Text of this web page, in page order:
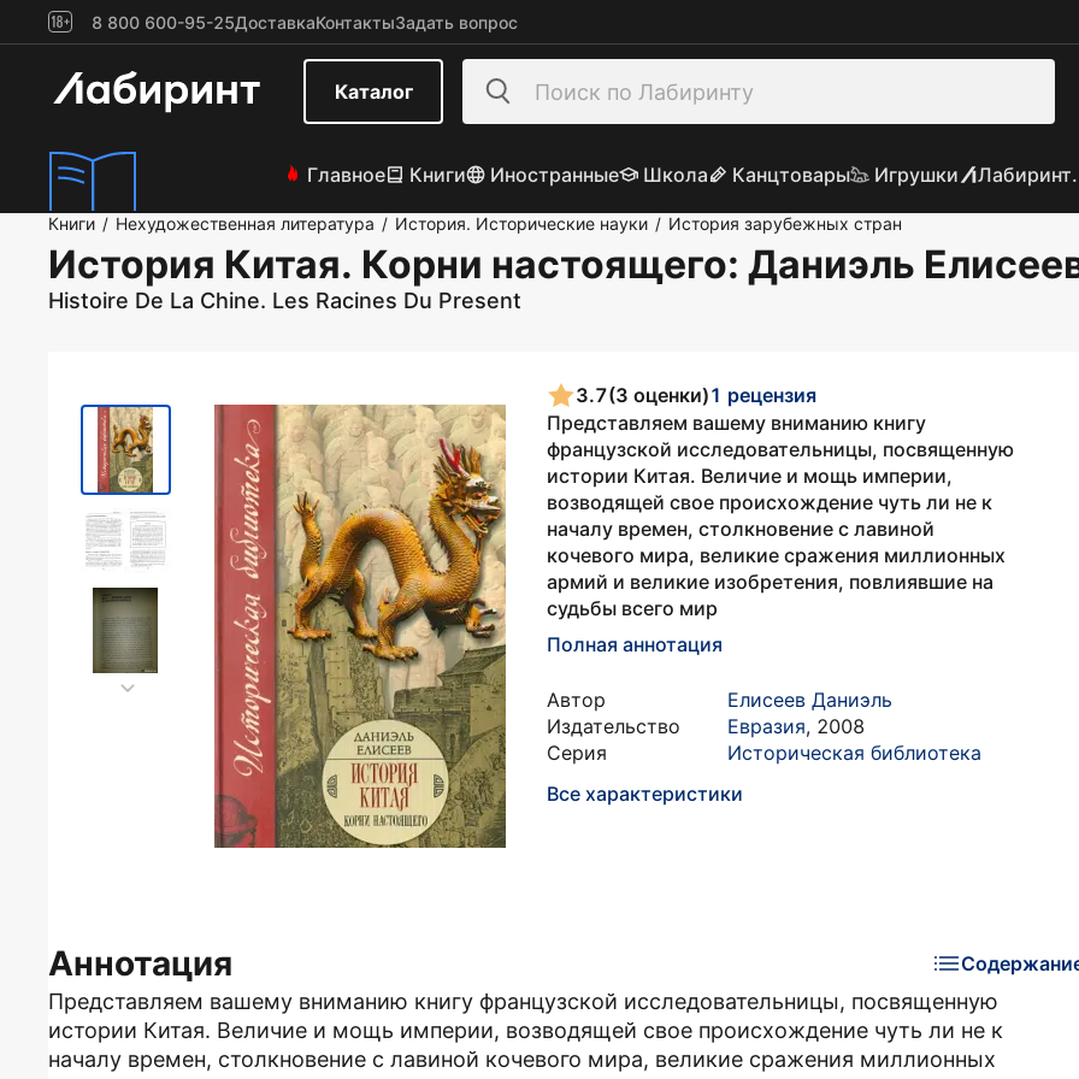
8 800 600-95-25ДоставкаКонтактыЗадать вопрос
Каталог
Главное Книги Иностранные Школа Канцтовары Игрушки
Книги / Нехудожественная литература / История. Исторические науки / История зарубежных стран
История Китая. Корни настоящего: Даниэль
Histoire De La Chine. Les Racines Du Present
3.7(3 оценки)1 рецензия
Представляем вашему вниманию книгу
французской исследовательницы, посвященную
истории Китая. Величие и мощь империи,
возводящей свое происхождение чуть ли не к
началу времен, столкновение с лавиной
кочевого мира, великие сражения миллионных
армий и великие изобретения, повлиявшие на
судьбы всего мир
Полная аннотация
Автор
Елисеев Даниэль
Издательство
Евразия, 2008
Серия
Историческая библиотека
Все характеристики
Аннотация
Представляем вашему вниманию книгу французской исследовательницы, посвященную
истории Китая. Величие и мощь империи, возводящей свое происхождение чуть ли не к
началу времен, столкновение с лавиной кочевого мира, великие сражения миллионных